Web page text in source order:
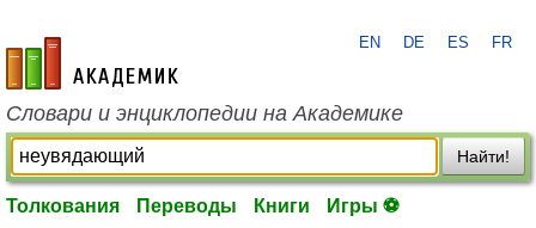
academic.ru
EN DE ES FR
Словари и энциклопедии на Академике
Найти!
Толкования Переводы Книги Игры ⚽